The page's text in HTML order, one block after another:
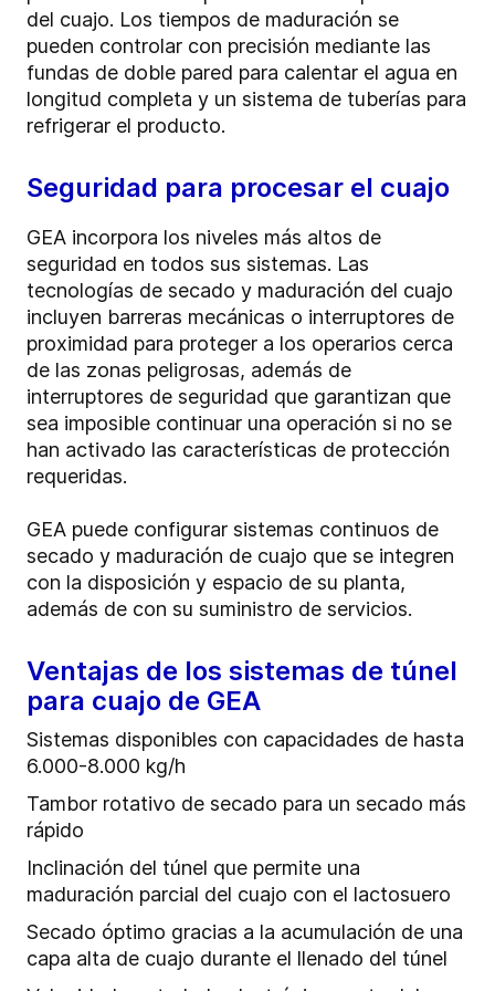
del cuajo. Los tiempos de maduración se
pueden controlar con precisión mediante las
fundas de doble pared para calentar el agua en
longitud completa y un sistema de tuberías para
refrigerar el producto.
Seguridad para procesar el cuajo
GEA incorpora los niveles más altos de
seguridad en todos sus sistemas. Las
tecnologías de secado y maduración del cuajo
incluyen barreras mecánicas o interruptores de
proximidad para proteger a los operarios cerca
de las zonas peligrosas, además de
interruptores de seguridad que garantizan que
sea imposible continuar una operación si no se
han activado las características de protección
requeridas.
GEA puede configurar sistemas continuos de
secado y maduración de cuajo que se integren
con la disposición y espacio de su planta,
además de con su suministro de servicios.
Ventajas de los sistemas de túnel
para cuajo de GEA
Sistemas disponibles con capacidades de hasta
6.000-8.000 kg/h
Tambor rotativo de secado para un secado más
rápido
Inclinación del túnel que permite una
maduración parcial del cuajo con el lactosuero
Secado óptimo gracias a la acumulación de una
capa alta de cuajo durante el llenado del túnel